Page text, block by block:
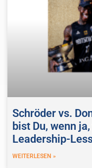
Schröder vs.
bist Du, wenn
Leadership-
WEITERLESEN »